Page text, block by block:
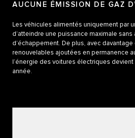
AUCUNE ÉMISSION DE GAZ
Les véhicules alimentés uniquement par
d’atteindre une puissance maximale
d’échappement. De plus, avec
renouvelables ajoutées en permanence
l’énergie des voitures électriques
année.